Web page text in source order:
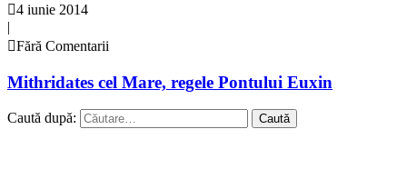
4 iunie 2014
|
Fără Comentarii
Mithridates cel Mare, regele Pontului Euxin
Caută după: